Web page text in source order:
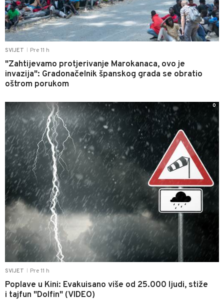
SVIJET Pre 11 h
"Zahtijevamo protjerivanje Marokanaca, ovo je
invazija": Gradonačelnik španskog grada se obratio
oštrom porukom
SVIJET Pre 11 h
Poplave u Kini: Evakuisano više od 25.000 ljudi, stiže
i tajfun "Dolfin" (VIDEO)
0